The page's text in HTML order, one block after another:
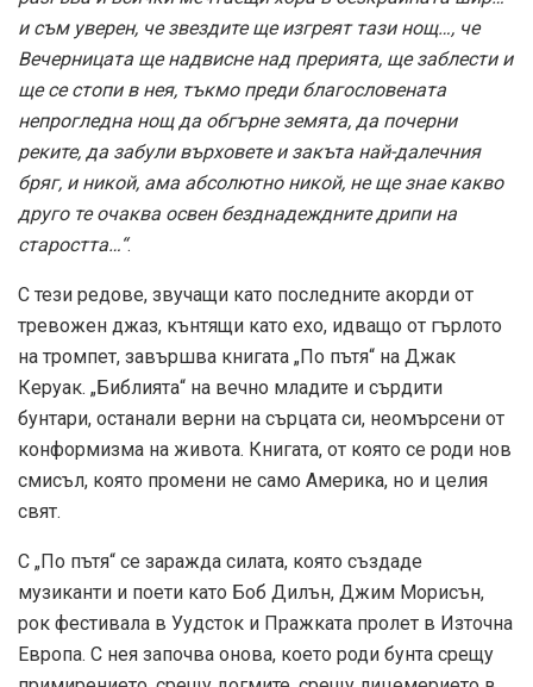
и съм уверен, че звездите ще изгреят тази нощ…, че
Вечерницата ще надвисне над прерията, ще заблести и
ще се стопи в нея, тъкмо преди благословената
непрогледна нощ да обгърне земята, да почерни
реките, да забули върховете и закъта най-далечния
бряг, и никой, ама абсолютно никой, не ще знае какво
друго те очаква освен безднадеждните дрипи на
старостта…“.
С тези редове, звучащи като последните акорди от
тревожен джаз, кънтящи като ехо, идващо от гърлото
на тромпет, завършва книгата „По пътя“ на Джак
Керуак. „Библията“ на вечно младите и сърдити
бунтари, останали верни на сърцата си, неомърсени от
конформизма на живота. Книгата, от която се роди нов
смисъл, която промени не само Америка, но и целия
свят.
С „По пътя“ се заражда силата, която създаде
музиканти и поети като Боб Дилън, Джим Морисън,
рок фестивала в Уудсток и Пражката пролет в Източна
Европа. С нея започва онова, което роди бунта срещу